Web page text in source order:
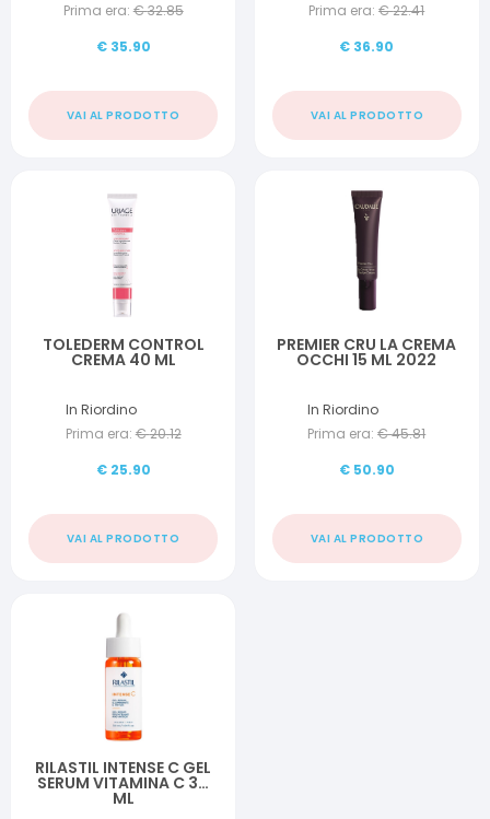
Prima era: €32.85
€ 35.90
VAI AL PRODOTTO
Prima era: €22.41
€ 36.90
VAI AL PRODOTTO
TOLEDERM CONTROL
CREMA 40 ML
In Riordino
Prima era: €20.12
€ 25.90
VAI AL PRODOTTO
PREMIER CRU LA CREMA
OCCHI 15 ML 2022
In Riordino
Prima era: €45.81
€ 50.90
VAI AL PRODOTTO
RILASTIL INTENSE C GEL
SERUM VITAMINA C 30
ML